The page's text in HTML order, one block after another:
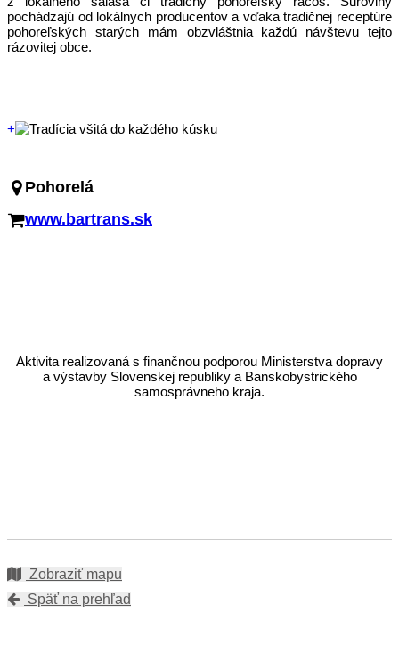
pochádzajú od lokálnych producentov a vďaka tradičnej receptúre
pohoreľských starých mám obzvláštnia každú návštevu tejto
rázovitej obce.
+
Pohorelá
www.bartrans.sk
Aktivita realizovaná s finančnou podporou Ministerstva dopravy
a výstavby Slovenskej republiky a Banskobystrického
samosprávneho kraja.
Zobraziť mapu
Späť na prehľad